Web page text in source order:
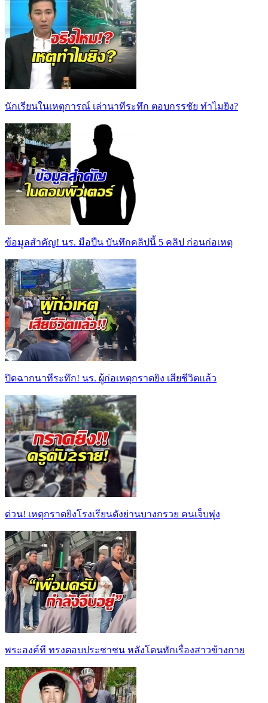
นักเรียนในเหตุการณ์ เล่านาทีระทึก ตอบกรรชัย ทำไมยิง?
ข้อมูลสำคัญ! นร. มือปืน บันทึกคลิปนี้ 5 คลิป ก่อนก่อเหตุ
ปิดฉากนาทีระทึก! นร. ผู้ก่อเหตุกราดยิง เสียชีวิตแล้ว
ด่วน! เหตุกราดยิงโรงเรียนดังย่านบางกรวย คนเจ็บพุ่ง
พระองค์ที ทรงตอบประชาชน หลังโดนทักเรื่องสาวข้างกาย